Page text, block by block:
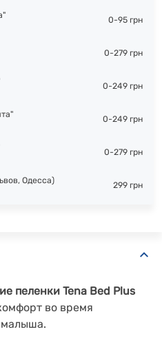
0-95 грн
0-279 грн
0-249 грн
0-249 грн
0-279 грн
Одесса)
299 грн
пеленки Tena Bed Plus
во время
малыша.